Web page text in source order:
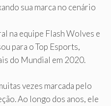
sua marca no cenário
na equipe Flash Wolves e
para o Top Esports,
do Mundial em 2020.
vezes marcada pelo
Ao longo dos anos, ele